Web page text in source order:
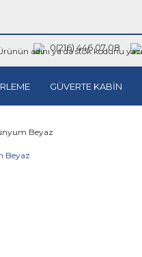
0(216) 446 07 08
GÜVERTE KABİN
Beyaz